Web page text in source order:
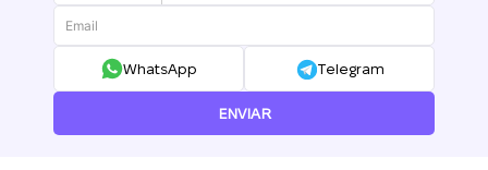
+380
WhatsApp Telegram
ENVIAR